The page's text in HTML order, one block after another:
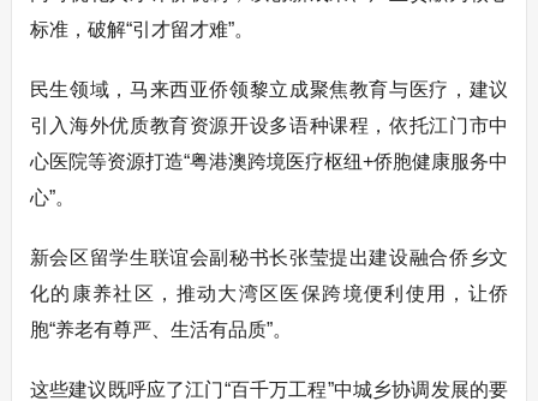
标准，破解“引才留才难”。
民生领域，马来西亚侨领黎立成聚焦教育与医疗，建议
引入海外优质教育资源开设多语种课程，依托江门市中
心医院等资源打造“粤港澳跨境医疗枢纽+侨胞健康服务中
心”。
新会区留学生联谊会副秘书长张莹提出建设融合侨乡文
化的康养社区，推动大湾区医保跨境便利使用，让侨
胞“养老有尊严、生活有品质”。
这些建议既呼应了江门“百千万工程”中城乡协调发展的要